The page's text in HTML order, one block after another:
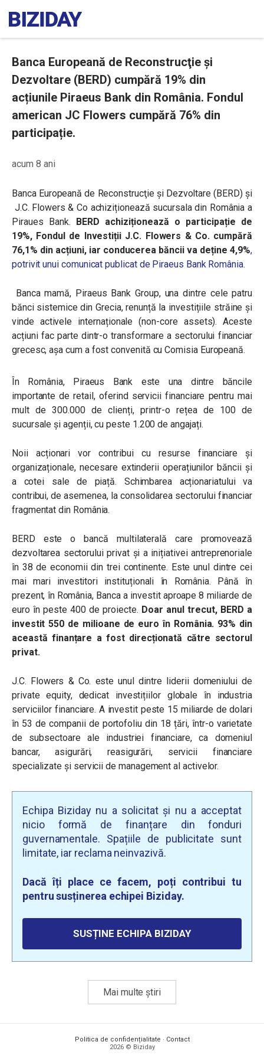
Banca Europeană de Reconstrucţie şi
Dezvoltare (BERD) cumpără 19% din
acțiunile Piraeus Bank din România. Fondul
american JC Flowers cumpără 76% din
participație.
acum 8 ani
Banca Europeană de Reconstrucţie şi Dezvoltare (BERD) și
J.C. Flowers & Co achiziționează sucursala din România a
Piraues Bank. BERD achiziționează o participație de
19%, Fondul de Investiții J.C. Flowers & Co. cumpără
76,1% din acțiuni, iar conducerea băncii va deține 4,9%,
potrivit unui comunicat publicat de Piraeus Bank România.
Banca mamă, Piraeus Bank Group, una dintre cele patru
bănci sistemice din Grecia, renunță la investițiile străine și
vinde activele internaționale (non-core assets). Aceste
acțiuni fac parte dintr-o transformare a sectorului financiar
grecesc, așa cum a fost convenită cu Comisia Europeană.
În România, Piraeus Bank este una dintre băncile
importante de retail, oferind servicii financiare pentru mai
mult de 300.000 de clienți, printr-o rețea de 100 de
sucursale și agenții, cu peste 1.200 de angajați.
Noii acționari vor contribui cu resurse financiare și
organizaționale, necesare extinderii operațiunilor băncii și
a cotei sale de piață. Schimbarea acționariatului va
contribui, de asemenea, la consolidarea sectorului financiar
fragmentat din România.
BERD este o bancă multilaterală care promovează
dezvoltarea sectorului privat și a inițiativei antreprenoriale
în 38 de economii din trei continente. Este unul dintre cei
mai mari investitori instituționali în România. Până în
prezent, în România, Banca a investit aproape 8 miliarde de
euro în peste 400 de proiecte. Doar anul trecut, BERD a
investit 550 de milioane de euro în România. 93% din
această finanțare a fost direcționată către sectorul
privat.
J.C. Flowers & Co. este unul dintre liderii domeniului de
private equity, dedicat investițiilor globale în industria
serviciilor financiare. A investit peste 15 miliarde de dolari
în 53 de companii de portofoliu din 18 țări, într-o varietate
de subsectoare ale industriei financiare, ca domeniul
bancar, asigurări, reasigurări, servicii financiare
specializate și servicii de management al activelor.
Echipa Biziday nu a solicitat și nu a acceptat
nicio formă de finanțare din fonduri
guvernamentale. Spațiile de publicitate sunt
limitate, iar reclama neinvazivă.
Dacă îți place ce facem, poți contribui tu
pentru susținerea echipei Biziday.
SUSȚINE ECHIPA BIZIDAY
Mai multe știri
Politica de confidențialitate · Contact
2026 © Biziday